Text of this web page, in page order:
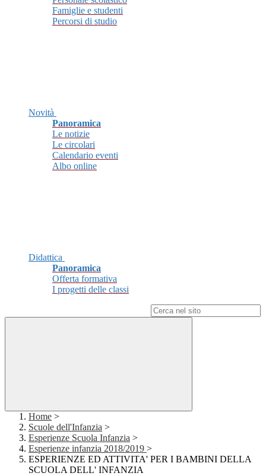
Famiglie e studenti
Percorsi di studio
Novità
Panoramica
Le notizie
Le circolari
Calendario eventi
Albo online
Didattica
Panoramica
Offerta formativa
I progetti delle classi
Home >
Scuole dell'Infanzia >
Esperienze Scuola Infanzia >
Esperienze infanzia 2018/2019 >
ESPERIENZE ED ATTIVITA' PER I BAMBINI DELLA
SCUOLA DELL' INFANZIA